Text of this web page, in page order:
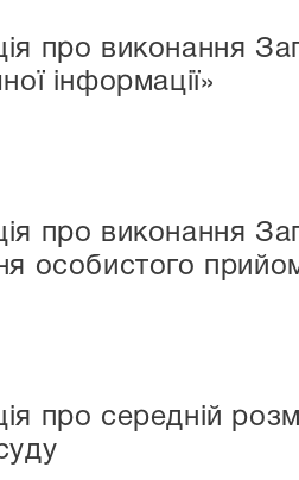
про виконання
інформації»
про виконання
особистого
про середній